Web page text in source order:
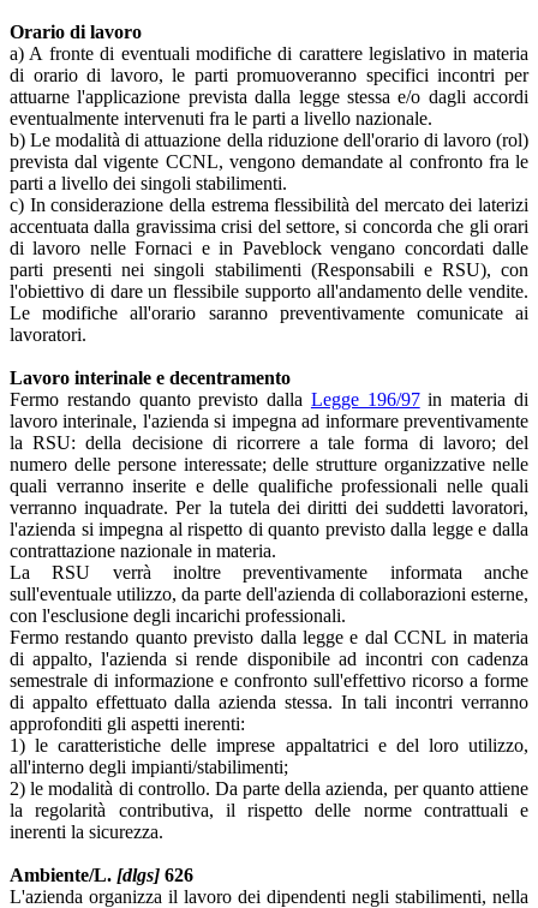
Orario di lavoro
a) A fronte di eventuali modifiche di carattere legislativo in materia
di orario di lavoro, le parti promuoveranno specifici incontri per
attuarne l'applicazione prevista dalla legge stessa e/o dagli accordi
eventualmente intervenuti fra le parti a livello nazionale.
b) Le modalità di attuazione della riduzione dell'orario di lavoro (rol)
prevista dal vigente CCNL, vengono demandate al confronto fra le
parti a livello dei singoli stabilimenti.
c) In considerazione della estrema flessibilità del mercato dei laterizi
accentuata dalla gravissima crisi del settore, si concorda che gli orari
di lavoro nelle Fornaci e in Paveblock vengano concordati dalle
parti presenti nei singoli stabilimenti (Responsabili e RSU), con
l'obiettivo di dare un flessibile supporto all'andamento delle vendite.
Le modifiche all'orario saranno preventivamente comunicate ai
lavoratori.
Lavoro interinale e decentramento
Fermo restando quanto previsto dalla Legge 196/97in materia di
lavoro interinale, l'azienda si impegna ad informare preventivamente
la RSU: della decisione di ricorrere a tale forma di lavoro; del
numero delle persone interessate; delle strutture organizzative nelle
quali verranno inserite e delle qualifiche professionali nelle quali
verranno inquadrate. Per la tutela dei diritti dei suddetti lavoratori,
l'azienda si impegna al rispetto di quanto previsto dalla legge e dalla
contrattazione nazionale in materia.
La RSU verrà inoltre preventivamente informata anche
sull'eventuale utilizzo, da parte dell'azienda di collaborazioni esterne,
con l'esclusione degli incarichi professionali.
Fermo restando quanto previsto dalla legge e dal CCNL in materia
di appalto, l'azienda si rende disponibile ad incontri con cadenza
semestrale di informazione e confronto sull'effettivo ricorso a forme
di appalto effettuato dalla azienda stessa. In tali incontri verranno
approfonditi gli aspetti inerenti:
1) le caratteristiche delle imprese appaltatrici e del loro utilizzo,
all'interno degli impianti/stabilimenti;
2) le modalità di controllo. Da parte della azienda, per quanto attiene
la regolarità contributiva, il rispetto delle norme contrattuali e
inerenti la sicurezza.
Ambiente/L. [dlgs] 626
L'azienda organizza il lavoro dei dipendenti negli stabilimenti, nella